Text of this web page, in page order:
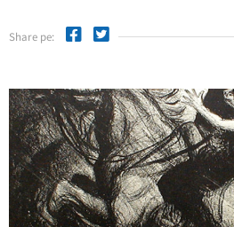
Share pe: